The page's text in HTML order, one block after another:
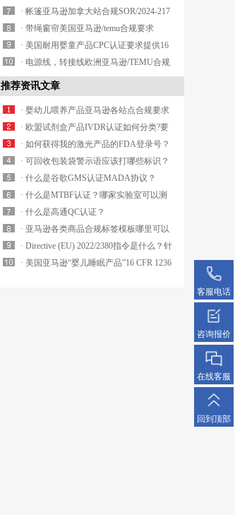
Battery/UN 38.3/Air Transport Report哪家
比较便宜?
· 帐篷亚马逊加拿大站合规SOR/2024-217
测试要求有哪些？
· 带绳窗帘美国亚马逊/temu合规要求
ANSI/WCMA A 100. 1-2022哪家实验室可
以办理？
· 美国耐用婴童产品CPC认证要求提供16
CFR 1130注册卡周期多久怎么办理？
· 电源线，转接线欧洲亚马逊/TEMU合规
CE认证EN50525哪里可以办理？
推荐资讯文章
· 婴幼儿喂养产品亚马逊各站点合规要求
有哪些？对产品有什么要求？
· 欧盟试剂盒产品IVDR认证如何分类?要
求是什么？
· 如何获得我的激光产品的FDA登录号？
· 可回收包装袋警示语应该打哪些标识？
去哪里可以查询？
· 什么是谷歌GMS认证MADA协议？
· 什么是MTBF认证？哪家实验室可以测
试MTBF认证？
· 什么是高通QC认证？
· 亚马逊各类商品合规标签模板哪里可以
下载？
· Directive (EU) 2022/2380指令是什么？针
对产品有哪些？
· 美国亚马逊“婴儿睡眠产品”16 CFR 1236
客服电话
咨询报价
在线客服
回到顶部